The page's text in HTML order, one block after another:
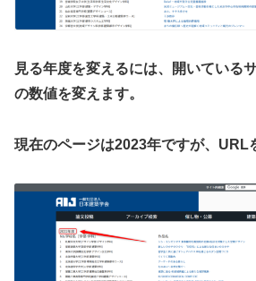
見る年度を変えるには、開いている
の数値を変えます。
現在のページは2023年ですが、URL